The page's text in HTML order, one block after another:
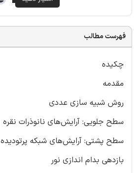
فهرست مطالب
چکیده
مقدمه
روش شبیه سازی عددی
سطح جلویی: آرایش‌های نانوذرات نقره
سطح پشتی: آرایش‌های شبکه پرتودیده
بازدهی بدام اندازی نور